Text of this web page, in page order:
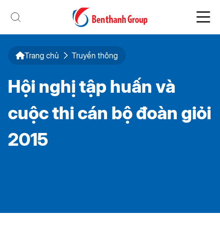
Trang chủ Truyền thông
Hội nghị tập huấn và
cuộc thi cán bộ đoàn giỏi
2015